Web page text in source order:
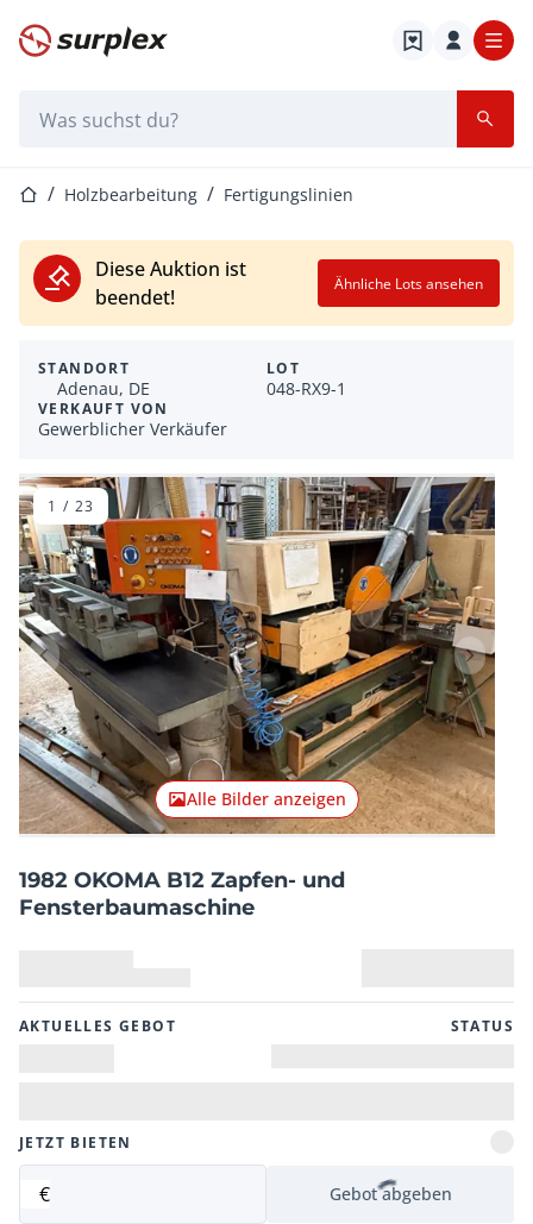
Startseite
StartseiteHolzbearbeitung Fertigungslinien
Diese Auktion ist
beendet!
Ähnliche Lots ansehen
STANDORT
Adenau, DE
VERKAUFT VON
Gewerblicher Verkäufer
LOT
048-RX9-1
Vorheriger Artikel
Alle Bilder anzeigen
1 / 23
1982 OKOMA B12 Zapfen- und
Fensterbaumaschine
AKTUELLES GEBOT STATUS
JETZT BIETEN
€ Gebot abgeben